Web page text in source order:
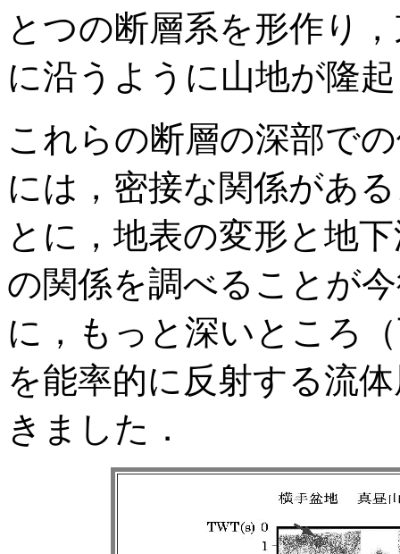
とつの断層系を形作り
に沿うように山地が隆
これらの断層の深部で
には，密接な関係があ
とに，地表の変形と地
の関係を調べることが
に，もっと深いところ
を能率的に反射する流
きました．